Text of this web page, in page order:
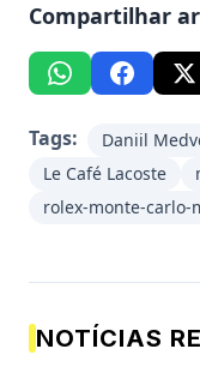
Compartilhar
Tags: Daniil
Le Café Lacoste
rolex-monte-carlo-
NOTÍCIAS